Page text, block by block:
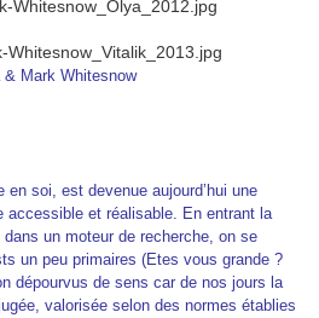
& Mark Whitesnow
en soi, est devenue aujourd’hui une
accessible et réalisable. En entrant la
un moteur de recherche, on se
un peu primaires (Etes vous grande ?
dépourvus de sens car de nos jours la
valorisée selon des normes établies